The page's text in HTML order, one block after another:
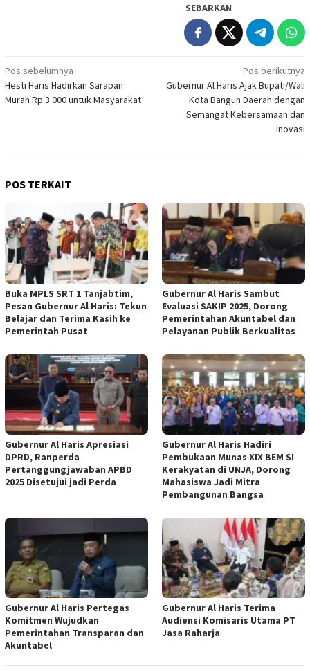
SEBARKAN
Navigasi
pos
Pos sebelumnya
Hesti Haris Hadirkan Sarapan
Murah Rp 3.000 untuk Masyarakat
Pos berikutnya
Gubernur Al Haris Ajak Bupati/Wali
Kota Bangun Daerah dengan
Semangat Kebersamaan dan
Inovasi
POS TERKAIT
Buka MPLS SRT 1 Tanjabtim,
Pesan Gubernur Al Haris: Tekun
Belajar dan Terima Kasih ke
Pemerintah Pusat
Gubernur Al Haris Sambut
Evaluasi SAKIP 2025, Dorong
Pemerintahan Akuntabel dan
Pelayanan Publik Berkualitas
Gubernur Al Haris Apresiasi
DPRD, Ranperda
Pertanggungjawaban APBD
2025 Disetujui jadi Perda
Gubernur Al Haris Hadiri
Pembukaan Munas XIX BEM SI
Kerakyatan di UNJA, Dorong
Mahasiswa Jadi Mitra
Pembangunan Bangsa
Gubernur Al Haris Pertegas
Komitmen Wujudkan
Pemerintahan Transparan dan
Akuntabel
Gubernur Al Haris Terima
Audiensi Komisaris Utama PT
Jasa Raharja